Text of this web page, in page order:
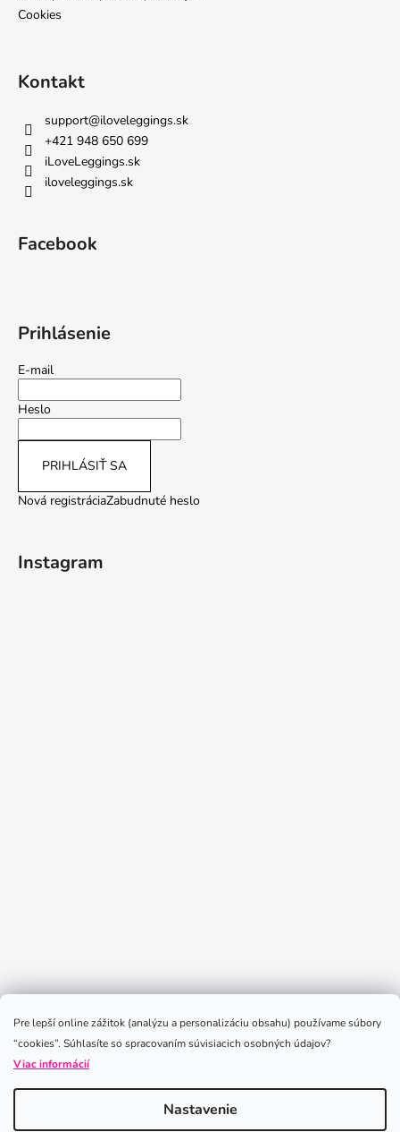
Pre lepší online zážitok (analýzu a personalizáciu obsahu) používame súbory
“cookies”. Súhlasíte so spracovaním súvisiacich osobných údajov?
Viac informácií
Nastavenie
Cookies
Kontakt
support@iloveleggings.sk
+421 948 650 699
iLoveLeggings.sk
iloveleggings.sk
Facebook
Prihlásenie
E-mail
Heslo
PRIHLÁSIŤ SA
Nová registráciaZabudnuté heslo
Instagram
Sledovať na Instagrame